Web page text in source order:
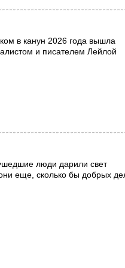
в канун 2026 года вышла
и писателем Лейлой
люди дарили свет
еще, сколько бы добрых